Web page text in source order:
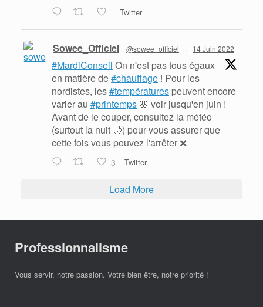
Twitter
Sowee_Officiel @sowee_officiel · 14 Juin 2022
#MardiConseil On n'est pas tous égaux
en matière de#chauffage ! Pour les
nordistes, les#températures peuvent encore
varier au #printemps 🌸 voir jusqu'en juin !
Avant de le couper, consultez la météo
(surtout la nuit 🌙) pour vous assurer que
cette fois vous pouvez l'arrêter ❌
3 Twitter
Load More
Professionnalisme
Vous servir, notre passion. Votre bien être, notre priorité !